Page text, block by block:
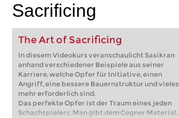
Sacrificing
The Art of Sacrificing
In diesem Videokurs veranschaulicht Sasikran
anhand verschiedener Beispiele aus seiner
Karriere, welche Opfer für Initiative, einen
Angriff, eine bessere Bauernstruktur und vieles
mehr erforderlich sind.
Das perfekte Opfer ist der Traum eines jeden
Schachspielers. Man gibt dem Gegner Material,